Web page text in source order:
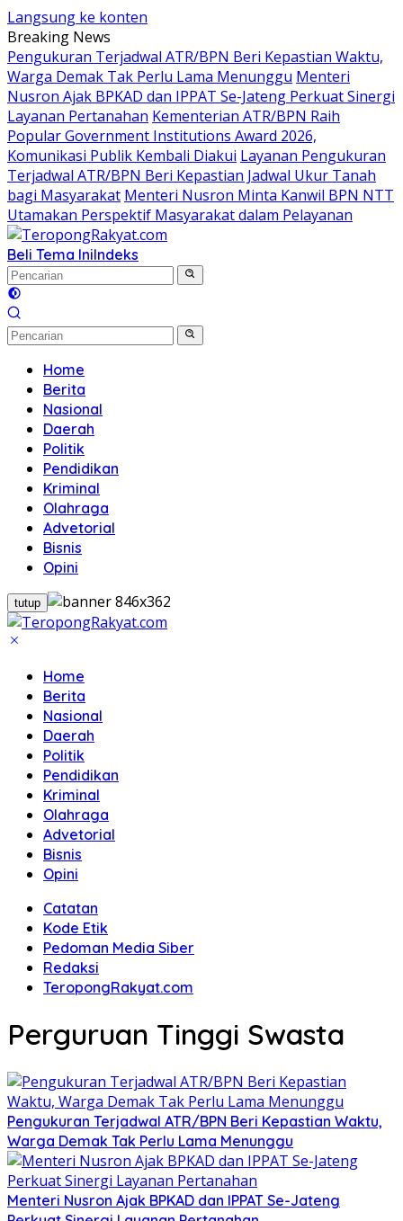
Langsung ke konten
Breaking News
Pengukuran Terjadwal ATR/BPN Beri Kepastian Waktu,
Warga Demak Tak Perlu Lama Menunggu Menteri
Nusron Ajak BPKAD dan IPPAT Se-Jateng Perkuat Sinergi
Layanan Pertanahan Kementerian ATR/BPN Raih
Popular Government Institutions Award 2026,
Komunikasi Publik Kembali Diakui Layanan Pengukuran
Terjadwal ATR/BPN Beri Kepastian Jadwal Ukur Tanah
bagi Masyarakat Menteri Nusron Minta Kanwil BPN NTT
Utamakan Perspektif Masyarakat dalam Pelayanan
Beli Tema IniIndeks
Home
Berita
Nasional
Daerah
Politik
Pendidikan
Kriminal
Olahraga
Advetorial
Bisnis
Opini
tutup
Home
Berita
Nasional
Daerah
Politik
Pendidikan
Kriminal
Olahraga
Advetorial
Bisnis
Opini
Catatan
Kode Etik
Pedoman Media Siber
Redaksi
TeropongRakyat.com
Perguruan Tinggi Swasta
Pengukuran Terjadwal ATR/BPN Beri Kepastian Waktu,
Warga Demak Tak Perlu Lama Menunggu
Menteri Nusron Ajak BPKAD dan IPPAT Se-Jateng